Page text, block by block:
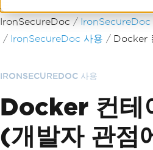
푸터 콘텐츠로 바로가기
IronSecureDoc
IronSecureDoc
IronSecureDoc 사용
Docker
IRONSECUREDOC 사용
Docker 컨테
(개발자 관점